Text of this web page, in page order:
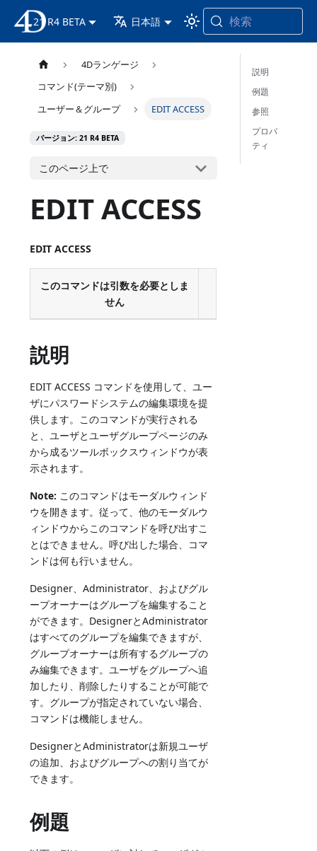
4D ドキュメンテーション
21 R4 BETA 日本語 検索
4Dランゲージ
コマンド(テーマ別)
ユーザー＆グループ
EDIT ACCESS
バージョン: 21 R4 BETA
このページ上で
EDIT ACCESS
EDIT ACCESS
このコマンドは引数を必要としま
せん
説明
EDIT ACCESS コマンドを使用して、ユー
ザにパスワードシステムの編集環境を提
供します。このコマンドが実行される
と、ユーザとユーザグループページのみ
から成るツールボックスウィンドウが表
示されます。
Note: このコマンドはモーダルウィンド
ウを開きます。従って、他のモーダルウ
ィンドウからこのコマンドを呼び出すこ
とはできません。呼び出した場合、コマ
ンドは何も行いません。
Designer、Administrator、およびグル
ープオーナーはグループを編集すること
ができます。DesignerとAdministrator
はすべてのグループを編集できますが、
グループオーナーは所有するグループの
み編集できます。ユーザをグループへ追
加したり、削除したりすることが可能で
す。グループが指定されていない場合、
コマンドは機能しません。
DesignerとAdministratorは新規ユーザ
の追加、およびグループへの割り当てが
できます。
例題
説明
例題
参照
プロパ
ティ